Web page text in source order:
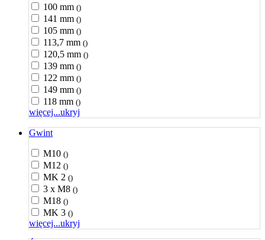
100 mm ()
141 mm ()
105 mm ()
113,7 mm ()
120,5 mm ()
139 mm ()
122 mm ()
149 mm ()
118 mm ()
więcej...ukryj
Gwint
M10 ()
M12 ()
MK 2 ()
3 x M8 ()
M18 ()
MK 3 ()
więcej...ukryj